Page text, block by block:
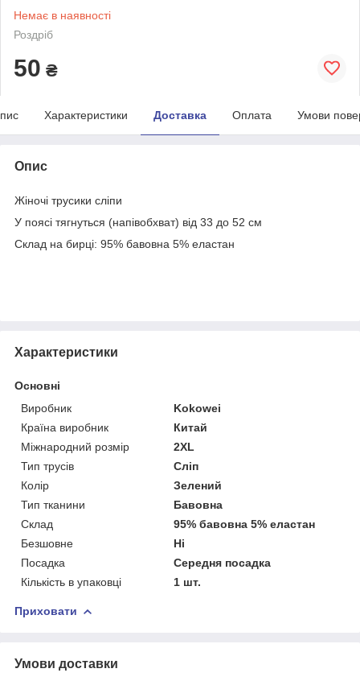
Немає в наявності
Роздріб
50 ₴
Характеристики Доставка Оплата Умови
Опис
Жіночі трусики сліпи
У поясі тягнуться (напівобхват) від 33 до 52 см
Склад на бирці: 95% бавовна 5% еластан
Характеристики
Основні
Виробник
Kokowei
Країна виробник
Китай
Міжнародний розмір
2XL
Тип трусів
Сліп
Колір
Зелений
Тип тканини
Бавовна
Склад
95% бавовна 5% еластан
Безшовне
Ні
Посадка
Середня посадка
Кількість в упаковці
1 шт.
Приховати
Умови доставки